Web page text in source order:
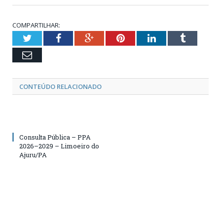
COMPARTILHAR:
TwitterFacebookGoogle+PinterestLinkedInTumblr
Email
CONTEÚDO RELACIONADO
Consulta Pública – PPA
2026–2029 – Limoeiro do
Ajuru/PA